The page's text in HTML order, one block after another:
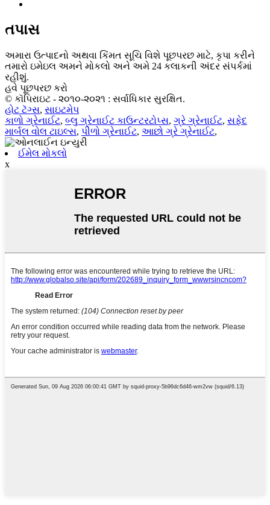
તપાસ
અમારા ઉત્પાદનો અથવા કિંમત સૂચિ વિશે પૂછપરછ માટે, કૃપા કરીને
તમારો ઇમેઇલ અમને મોકલો અને અમે 24 કલાકની અંદર સંપર્કમાં
રહીશું.
હવે પૂછપરછ કરો
© કૉપિરાઇટ - ૨૦૧૦-૨૦૨૧ : સર્વાધિકાર સુરક્ષિત.
હોટ ટૅગ્સ, સાઇટમેપ
કાળો ગ્રેનાઈટ, બ્લુ ગ્રેનાઈટ કાઉન્ટરટોપ્સ, ગ્રે ગ્રેનાઈટ, સફેદ
માર્બલ વોલ ટાઇલ્સ, પીળો ગ્રેનાઈટ, આછો ગ્રે ગ્રેનાઈટ,
ઈમેલ મોકલો
x